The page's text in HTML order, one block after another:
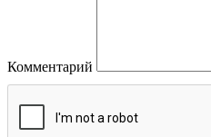
Комментарий